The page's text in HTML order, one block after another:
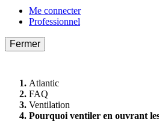
Me connecter
Professionnel
Fermer
Atlantic
FAQ
Ventilation
Pourquoi ventiler en ouvrant